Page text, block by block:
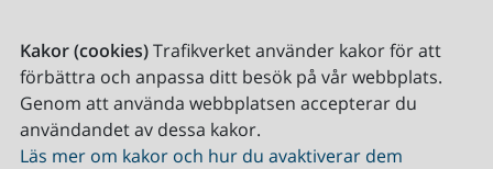
Kakor (cookies)Trafikverket använder kakor för att
förbättra och anpassa ditt besök på vår webbplats.
Genom att använda webbplatsen accepterar du
användandet av dessa kakor.
Läs mer om kakor och hur du avaktiverar dem